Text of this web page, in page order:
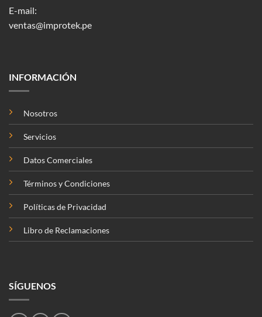
E-mail:
ventas@improtek.pe
INFORMACIÓN
Nosotros
Servicios
Datos Comerciales
Términos y Condiciones
Políticas de Privacidad
Libro de Reclamaciones
SÍGUENOS